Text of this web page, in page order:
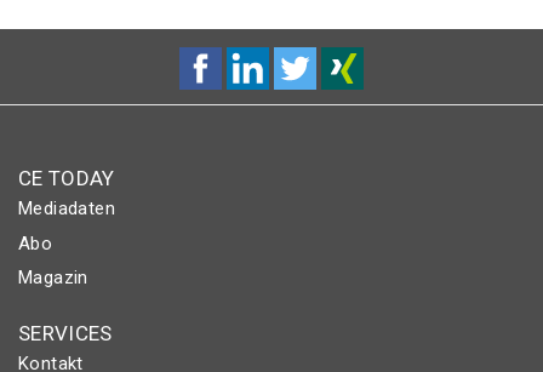
CE TODAY
Mediadaten
Abo
Magazin
SERVICES
Kontakt